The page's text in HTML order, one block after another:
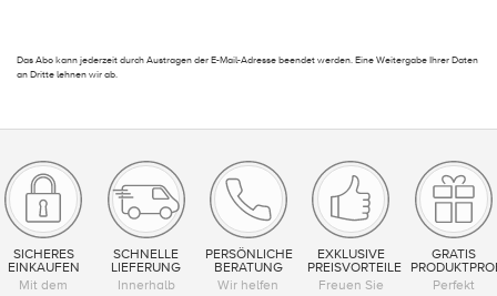
Das Abo kann jederzeit durch Austragen der E-Mail-Adresse beendet werden. Eine Weitergabe Ihrer Daten
an Dritte lehnen wir ab.
SICHERES
EINKAUFEN
Mit dem
SCHNELLE
LIEFERUNG
Innerhalb
PERSÖNLICHE
BERATUNG
Wir helfen
EXKLUSIVE
PREISVORTEILE
Freuen Sie
GRATIS
Perfekt